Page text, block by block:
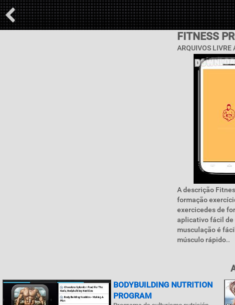
FITNESS
ARQUIVOS LIVRE
A descrição
formação
exercicedes de
aplicativo fácil de
musculação é
músculo rápido..
BODYBUILDING NUTRITION
PROGRAM